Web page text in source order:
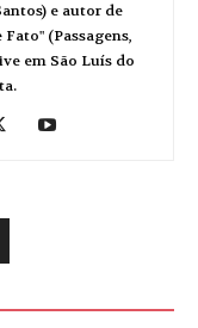
e autor de
(Passagens,
em São Luís do